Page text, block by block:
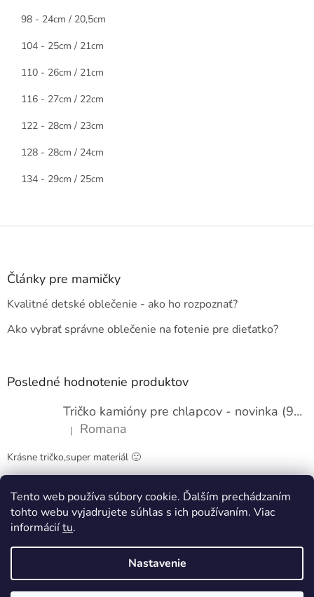
Tento web používa súbory cookie. Ďalším prechádzaním
tohto webu vyjadrujete súhlas s ich používaním. Viac
informáciítu.
Nastavenie
98 - 24cm / 20,5cm
104 - 25cm / 21cm
110 - 26cm / 21cm
116 - 27cm / 22cm
122 - 28cm / 23cm
128 - 28cm / 24cm
134 - 29cm / 25cm
Z
Články pre mamičky
Kvalitné detské oblečenie - ako ho rozpoznať?
Ako vybrať správne oblečenie na fotenie pre dieťatko?
Posledné hodnotenie produktov
Tričko kamióny pre chlapcov - novinka (98-134)
Hodnotenie produktu je 5 z 5 hviezdičiek.
| Romana
Krásne tričko,super materiál 🙂
Obchodné podmienky Kontakty
Vytvoril Shoptet